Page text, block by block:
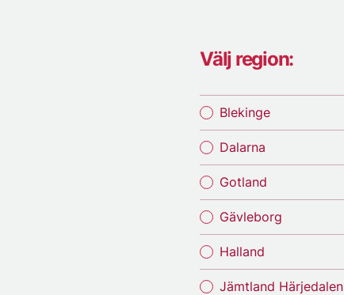
Välj region:
Blekinge
Dalarna
Gotland
Gävleborg
Halland
Jämtland Härjedalen